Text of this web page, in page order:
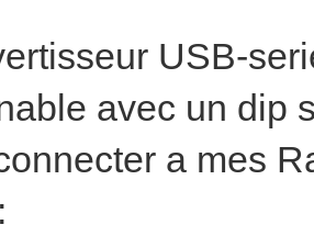
USB-
avec un dip
a mes